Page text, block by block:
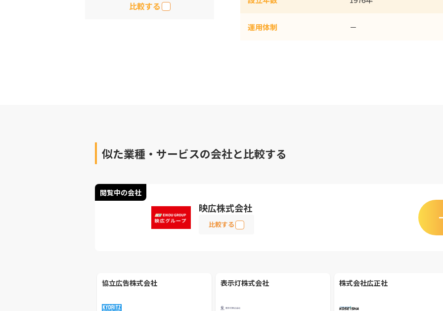
比較する
運用体制 －
似た業種・サービスの会社と比較する
閲覧中の会社
映広株式会社
比較する
協立広告株式会社 表示灯株式会社 株式会社広正社